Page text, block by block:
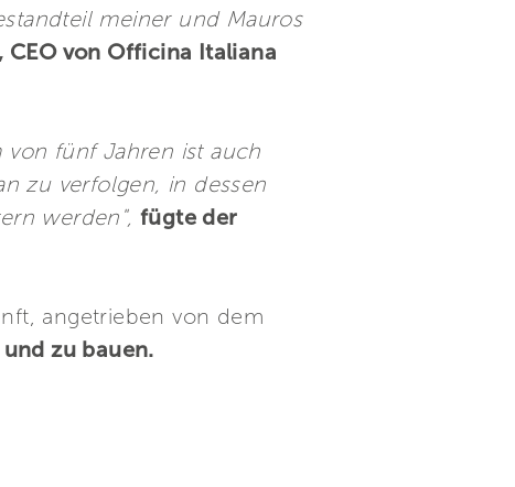
meiner und Mauros
CEO von Officina Italiana
von fünf Jahren ist auch
zu verfolgen, in dessen
werden", fügte der
angetrieben von dem
zu bauen.